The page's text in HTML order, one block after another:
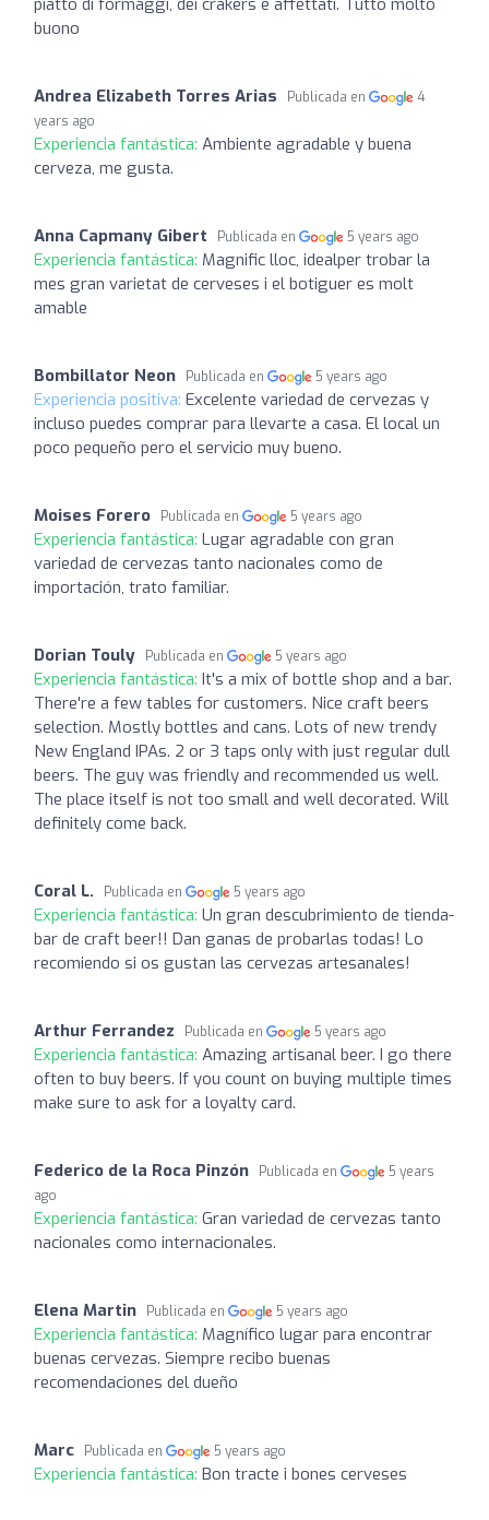
buono
Andrea Elizabeth Torres Arias Publicada en
4
years ago
Experiencia fantástica: Ambiente agradable y buena
cerveza, me gusta.
Anna Capmany Gibert Publicada en 5 years ago
Experiencia fantástica: Magnific lloc, idealper trobar la
mes gran varietat de cerveses i el botiguer es molt
amable
Bombillator Neon Publicada en 5 years ago
Experiencia positiva: Excelente variedad de cervezas y
incluso puedes comprar para llevarte a casa. El local un
poco pequeño pero el servicio muy bueno.
Moises Forero Publicada en 5 years ago
Experiencia fantástica: Lugar agradable con gran
variedad de cervezas tanto nacionales como de
importación, trato familiar.
Dorian Touly Publicada en 5 years ago
Experiencia fantástica: It's a mix of bottle shop and a bar.
There're a few tables for customers. Nice craft beers
selection. Mostly bottles and cans. Lots of new trendy
New England IPAs. 2 or 3 taps only with just regular dull
beers. The guy was friendly and recommended us well.
The place itself is not too small and well decorated. Will
definitely come back.
Coral L. Publicada en 5 years ago
Experiencia fantástica: Un gran descubrimiento de tienda-
bar de craft beer!! Dan ganas de probarlas todas! Lo
recomiendo si os gustan las cervezas artesanales!
Arthur Ferrandez Publicada en 5 years ago
Experiencia fantástica: Amazing artisanal beer. I go there
often to buy beers. If you count on buying multiple times
make sure to ask for a loyalty card.
Federico de la Roca Pinzón Publicada en
5 years
ago
Experiencia fantástica: Gran variedad de cervezas tanto
nacionales como internacionales.
Elena Martin Publicada en 5 years ago
Experiencia fantástica: Magnífico lugar para encontrar
buenas cervezas. Siempre recibo buenas
recomendaciones del dueño
Marc Publicada en 5 years ago
Experiencia fantástica: Bon tracte i bones cerveses